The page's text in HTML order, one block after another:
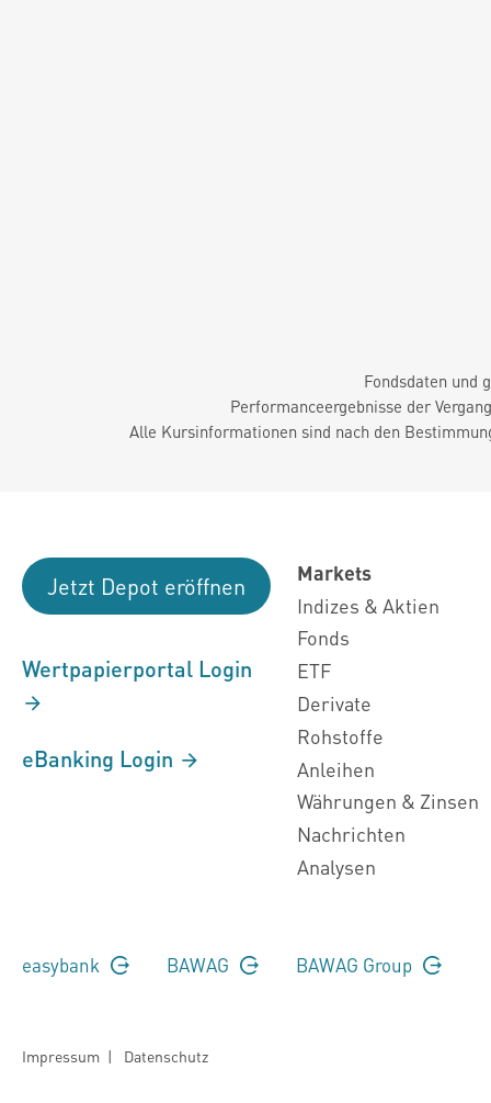
Fondsdaten und
Performanceergebnisse der
Alle Kursinformationen sind nach den
Jetzt Depot eröffnen
Wertpapierportal Login
eBanking Login
Markets
Indizes & Aktien
Fonds
ETF
Derivate
Rohstoffe
Anleihen
Währungen & Zinsen
Nachrichten
Analysen
easybank BAWAG BAWAG Group
Impressum | Datenschutz